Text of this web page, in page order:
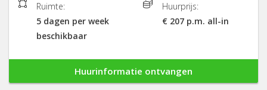
Ruimte:
5 dagen per week
beschikbaar
Huurprijs:
€ 207 p.m. all-in
Huurinformatie ontvangen